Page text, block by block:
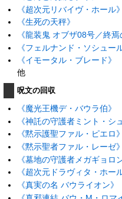
《超次元リバイヴ・ホール》
《生死の天秤》
《龍装鬼 オブザ08号／終焉
《フェルナンド・ソシュー
《イモータル・ブレード》
他
呪文の回収
《魔光王機デ・バウラ伯》
《神託の守護者ミント・シ
《黙示護聖ファル・ピエロ》
《黙示聖者ファル・レーゼ》
《墓地の守護者メガギョロン
《超次元ドラヴィタ・ホール
《真実の名 バウライオン》